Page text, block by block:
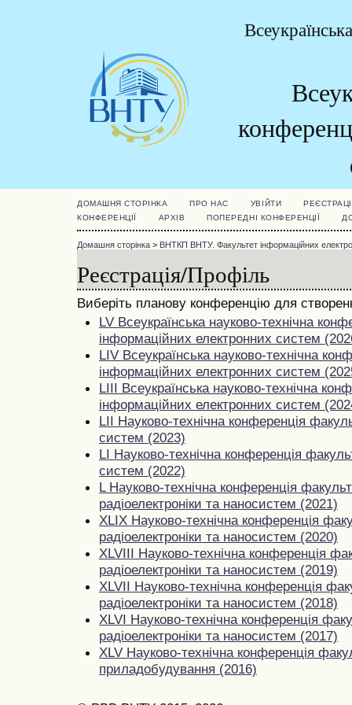
ДОМАШНЯ СТОРІНКА ПРО НАС УВІЙТИ
КОНФЕРЕНЦІЇ
АРХІВ ПОПЕРЕДНІ КОНФЕРЕНЦІЇ
Домашня сторінка > ВНТКП ВНТУ. Факультет інформаційних
Реєстрація/Профіль
Виберіть планову конференцію для
LV Всеукраїнська науково-технічна
інформаційних електронних систем
LIV Всеукраїнська науково-технічна
інформаційних електронних систем
LIII Всеукраїнська науково-технічна
інформаційних електронних систем
LII Науково-технічна конференція
систем (2023)
LI Науково-технічна конференція
систем (2022)
L Науково-технічна конференція
радіоелектроніки та наносистем (2021)
XLIX Науково-технічна конференція
радіоелектроніки та наносистем (2020)
XLVIII Науково-технічна конференція
радіоелектроніки та наносистем (2019)
XLVII Науково-технічна конференція
радіоелектроніки та наносистем (2018)
XLVI Науково-технічна конференція
радіоелектроніки та наносистем (2017)
XLV Науково-технічна конференція
приладобудування (2016)